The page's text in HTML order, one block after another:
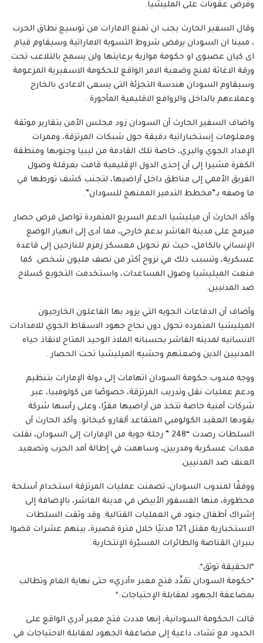
وفرض عقوبات على المليشيا.
وقال السفير الحارث يجب ان تمنع الامارات من توسيع نطاق الحرب
، مبينا ان السودان يرفض شروط التسوية الاماراتية وسيقاوم قيام
اى كيان عصبوى او حكومة موازية برعايتها ولن يسمح بالتلاعب تحت
ورقة الاغاثة لمنح وضعية الامر الواقع للحكومة الاسفيرية المزعومة
وسيقاوم السودان هندسة التجزئة التى يسعى الاعادى بالخارج
وعملاءهم بالداخل والروافع الاقليمية المأجورة .
واضاف السفير الحارث أن السودان زود مجلس الأمن بتقارير موثقة
ومعلومات إستخباراتية دقيقة حول شبكات المرتزقة، وممرات
الإمداد الجوي والبري، خاصة تلك القادمة من ليبيا وجنوبها ومنطقة
الكفرة مشيرا إلى أن إحدى الدول الإقليمية قامت بعرقلة وصول
الفريق الأممي إلى مناطق داخل أراضيها، لتجنب كشف تورطها في
ما وصفه بـ”مخطط التدمير الممنهج للسودان”.
وأكد الحارث أن ميليشيا الدعم السريع المتمردة تواصل فرض حصار
مبرمج على مدينة الفاشر بدعم خارجي، مما أدى إلى انهيار الوضع
الإنساني بالكامل، حيث تم تحويل معسكر زمزم للنازحين إلى قاعدة
عسكرية، وتسبب ذلك في نزوح أكثر من نصف مليون شخص. كما
منعت الميليشيا وصول المساعدات، واستخدمت التجويع كسلاح
ضد المدنيين.
وأضاف أن الدفاعات الجويه التي يزود بها الفاعلون الخارجيون
الميليشيا المتمرده تحول دون نجاح جهود الاسقاط الجوي للامدادات
الانسانيه لمدينه الفاشر بحسبانه الملاذ الوحيد المتاح لانقاذ حياه
المدنيين الذين وضعتهم وحشيه الميليشيا تحت الحصار .
ووجه مندوب حكومة السودان اتهامات إلى دولة الإمارات بتنظيم
ودعم عمليات نقل وتدريب المرتزقة، خصوصًا من كولومبيا، عبر
شركات أمنية خاصة تتخذ من أراضيها مقرًا، وعلى رأسها شركة
يقودها العقيد الكولومبي المتقاعد ألفارو كيخانو. وأكد الحارث أن
السلطات رصدت “248 ” رحلة جوية من الإمارات إلى السودان، نقلت
معدات عسكرية ومدربين، وساهمت في إطالة أمد الحرب وتصعيد
العنف ضد المدنيين.
ووفقًا لمندوب السودان، تضمنت عمليات المرتزقة استخدام أسلحة
محظورة، منها الفسفور الأبيض في مدينة الفاشر، بالإضافة إلى
إشراك أطفال جنود في العمليات القتالية. وقد وثقت السلطات
الاستخبارية مقتل 121 مدنيًا خلال فترة قصيرة، بينهم عشرات قضوا
بنيران القناصة والطائرات المسيّرة الإنتحارية.
*الحقيقة توثق*:
*حكومة ‏السودان تمَدِّد فتح معبر «أدري» حتى نهاية العام وتطالب
بمضاعفة الجهود لمقابلة الإحتياجات:*
قالت الحكومة السودانية، إنها مددت فتح معبر أدري الواقع على
الحدود مع تشاد، داعية إلى مضاعفة الجهود لمقابلة الاحتياجات في